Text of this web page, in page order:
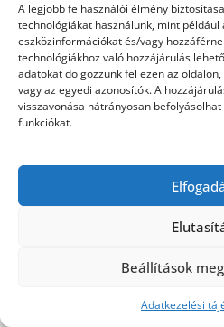
A legjobb felhasználói élmény
technológiákat használunk, mint
eszközinformációkat és/vagy
technológiákhoz való hozzájárulás
adatokat dolgozzunk fel ezen az
vagy az egyedi azonosítók. A
visszavonása hátrányosan
funkciókat.
Beállítások
Adatkezelési
©2026 Utasbiztosítás|
WordPress